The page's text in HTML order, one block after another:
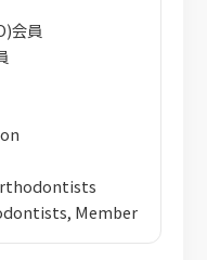
会員
Member